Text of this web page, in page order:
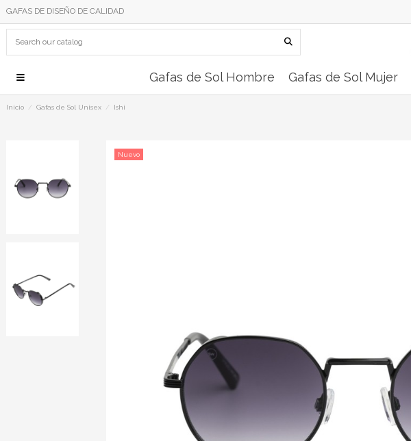
GAFAS DE DISEÑO DE CALIDAD
Gafas de Sol Hombre Gafas de Sol Mujer
Inicio Gafas de Sol Unisex Ishi
Nuevo